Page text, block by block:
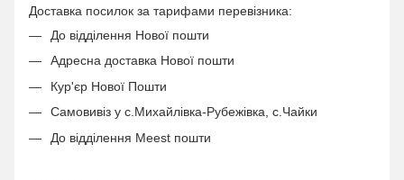
Доставка посилок за тарифами перевізника:
До відділення Нової пошти
Адресна доставка Нової пошти
Кур'єр Нової Пошти
Самовивіз у с.Михайлівка-Рубежівка, с.Чайки
До відділення Meest пошти